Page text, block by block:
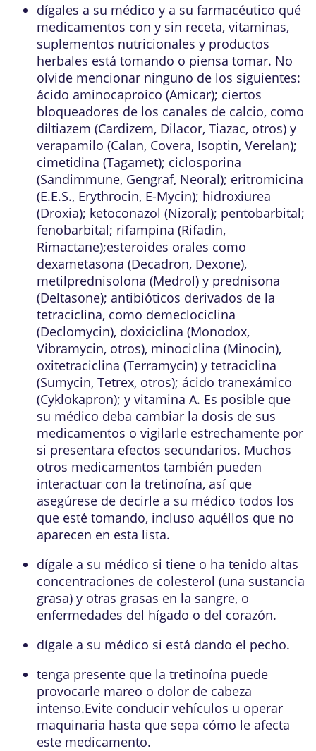
dígales a su médico y a su farmacéutico qué
medicamentos con y sin receta, vitaminas,
suplementos nutricionales y productos
herbales está tomando o piensa tomar. No
olvide mencionar ninguno de los siguientes:
ácido aminocaproico (Amicar); ciertos
bloqueadores de los canales de calcio, como
diltiazem (Cardizem, Dilacor, Tiazac, otros) y
verapamilo (Calan, Covera, Isoptin, Verelan);
cimetidina (Tagamet); ciclosporina
(Sandimmune, Gengraf, Neoral); eritromicina
(E.E.S., Erythrocin, E-Mycin); hidroxiurea
(Droxia); ketoconazol (Nizoral); pentobarbital;
fenobarbital; rifampina (Rifadin,
Rimactane);esteroides orales como
dexametasona (Decadron, Dexone),
metilprednisolona (Medrol) y prednisona
(Deltasone); antibióticos derivados de la
tetraciclina, como demeclociclina
(Declomycin), doxiciclina (Monodox,
Vibramycin, otros), minociclina (Minocin),
oxitetraciclina (Terramycin) y tetraciclina
(Sumycin, Tetrex, otros); ácido tranexámico
(Cyklokapron); y vitamina A. Es posible que
su médico deba cambiar la dosis de sus
medicamentos o vigilarle estrechamente por
si presentara efectos secundarios. Muchos
otros medicamentos también pueden
interactuar con la tretinoína, así que
asegúrese de decirle a su médico todos los
que esté tomando, incluso aquéllos que no
aparecen en esta lista.
dígale a su médico si tiene o ha tenido altas
concentraciones de colesterol (una sustancia
grasa) y otras grasas en la sangre, o
enfermedades del hígado o del corazón.
dígale a su médico si está dando el pecho.
tenga presente que la tretinoína puede
provocarle mareo o dolor de cabeza
intenso.Evite conducir vehículos u operar
maquinaria hasta que sepa cómo le afecta
este medicamento.